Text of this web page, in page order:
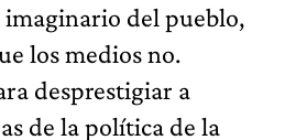
del pueblo,
los medios no.
desprestigiar a
de la política de la